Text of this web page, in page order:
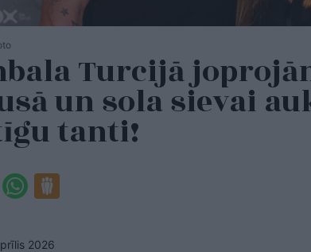
Turcijā
un sola sievai
tanti!
2026